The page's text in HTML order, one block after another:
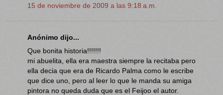
15 de noviembre de 2009 a las 9:18 a.m.
Anónimo dijo...
Que bonita historia!!!!!!!
mi abuelita, ella era maestra siempre la recitaba pero
ella decia que era de Ricardo Palma como le escribe
que dice uno, pero al leer lo que le manda su amiga
pintora no queda duda que es el Feijoo el autor.